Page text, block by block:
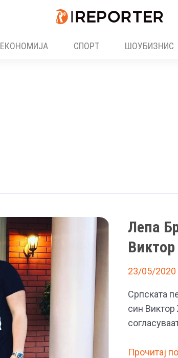
ЕКОНОМИЈА СПОРТ ШОУБИЗНИС
Лепа
Виктор
23/05/2020
Српската
син
Лепа
Прочитај